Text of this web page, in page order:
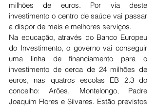
milhões de euros. Por via deste
investimento o centro de saúde vai passar
a dispor de mais e melhores serviços.
Na educação, através do Banco Europeu
do Investimento, o governo vai conseguir
uma linha de financiamento para o
investimento de cerca de 24 milhões de
euros, nas quatros escolas EB 2.3 do
concelho: Arões, Montelongo, Padre
Joaquim Flores e Silvares. Estão previstos